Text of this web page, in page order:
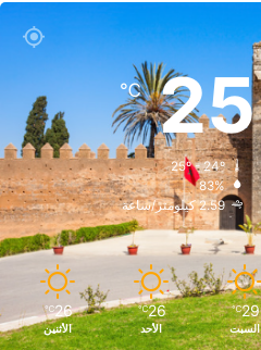
25
℃
25º - 24º
83%
2.59 كيلومتر/ساعة
29
℃
السبت
26
℃
الأحد
26
℃
الأثنين